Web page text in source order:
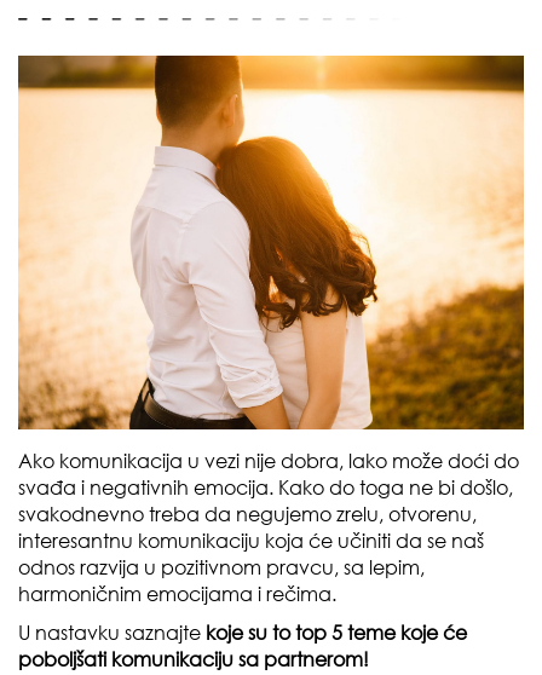
Ako komunikacija u vezi nije dobra, lako može doći do
svađa i negativnih emocija. Kako do toga ne bi došlo,
svakodnevno treba da negujemo zrelu, otvorenu,
interesantnu komunikaciju koja će učiniti da se naš
odnos razvija u pozitivnom pravcu, sa lepim,
harmoničnim emocijama i rečima.
U nastavku saznajte koje su to top 5 teme koje će
poboljšati komunikaciju sa partnerom!